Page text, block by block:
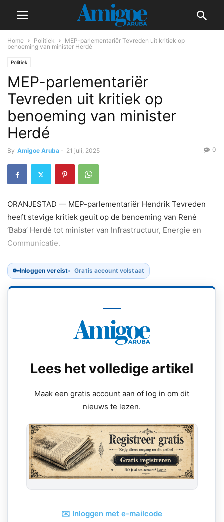
Home Politiek
MEP-parlementariër Tevreden uit kritiek op
benoeming van minister Herdé
Politiek
MEP-parlementariër
Tevreden uit kritiek op
benoeming van minister
Herdé
By Amigoe Aruba - 21 juli, 2025 0
ORANJESTAD — MEP-parlementariër Hendrik Tevreden
heeft stevige kritiek geuit op de benoeming van René
‘Baba’ Herdé tot minister van Infrastructuur, Energie en
Communicatie.
🔑Inloggen vereist Gratis account volstaat
Lees het volledige artikel
Maak een gratis account aan of log in om dit
nieuws te lezen.
✉️ Inloggen met e-mailcode